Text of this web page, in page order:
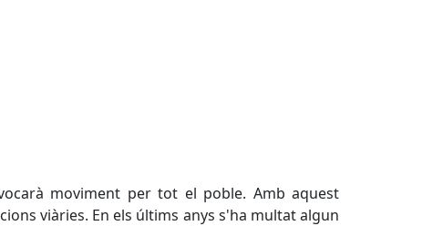
moviment per tot el poble. Amb aquest
viàries. En els últims anys s'ha multat algun